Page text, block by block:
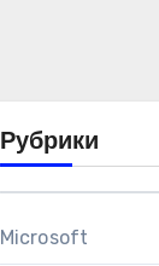
Рубрики
Microsoft